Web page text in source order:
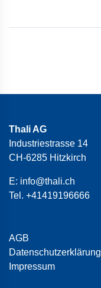
Thali AG
Industriestrasse 14
CH-6285 Hitzkirch
E: info@thali.ch
Tel. +41419196666
AGB
Datenschutzerklärung
Impressum